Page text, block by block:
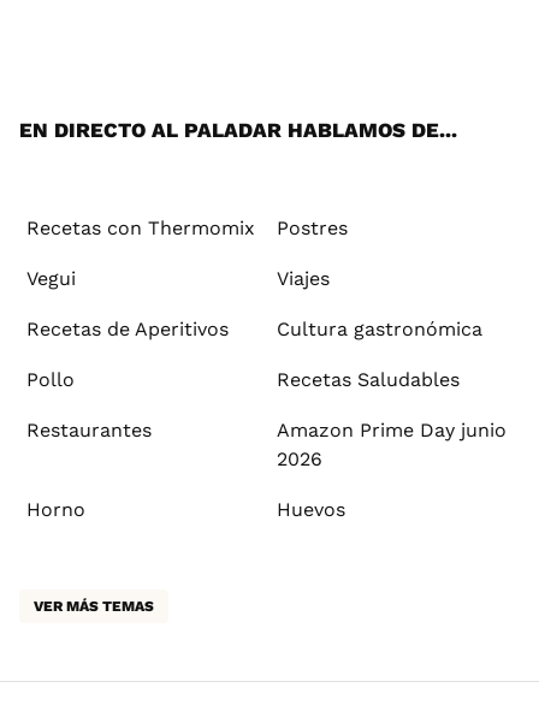
EN DIRECTO AL PALADAR HABLAMOS DE...
Recetas con Thermomix Postres
Vegui Viajes
Recetas de Aperitivos Cultura gastronómica
Pollo Recetas Saludables
Restaurantes
Amazon Prime Day junio
2026
Horno Huevos
VER MÁS TEMAS